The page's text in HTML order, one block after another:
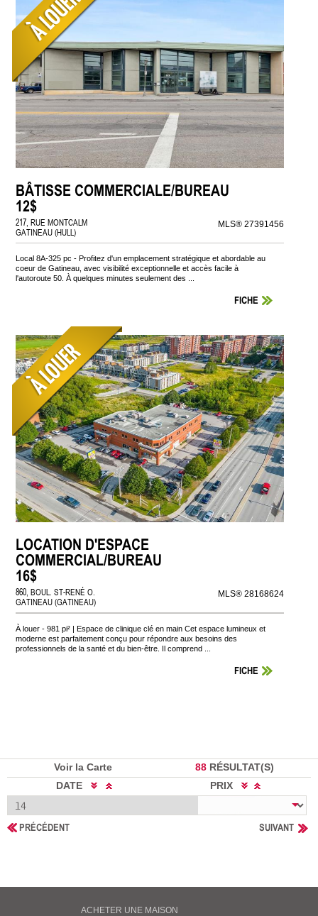
BÂTISSE COMMERCIALE/BUREAU
12$
217, RUE MONTCALM
GATINEAU (HULL)
MLS® 27391456
Local 8A-325 pc - Profitez d'un emplacement stratégique et abordable au
coeur de Gatineau, avec visibilité exceptionnelle et accès facile à
l'autoroute 50. À quelques minutes seulement des ...
FICHE
LOCATION D'ESPACE
COMMERCIAL/BUREAU
16$
860, BOUL. ST-RENÉ O.
GATINEAU (GATINEAU)
MLS® 28168624
À louer - 981 pi² | Espace de clinique clé en main Cet espace lumineux et
moderne est parfaitement conçu pour répondre aux besoins des
professionnels de la santé et du bien-être. Il comprend ...
FICHE
Voir la Carte 88 RÉSULTAT(S)
DATE
PRIX
SUIVANT
PRÉCÉDENT
ACHETER UNE MAISON